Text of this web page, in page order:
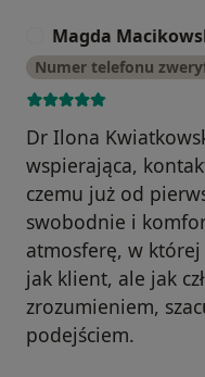
Magda
Numer telefonu
Dr Ilona
wspierająca,
czemu już od
swobodnie i
atmosferę, w
jak klient, ale jak
zrozumieniem,
podejściem.